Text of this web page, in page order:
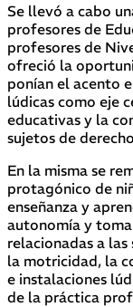
Se llevó a cabo
profesores de
profesores de
ofreció la
ponían el acento
lúdicas como eje
educativas y la
sujetos de
En la misma se
protagónico de
enseñanza y
autonomía y
relacionadas a
la motricidad, la
e instalaciones
de la práctica